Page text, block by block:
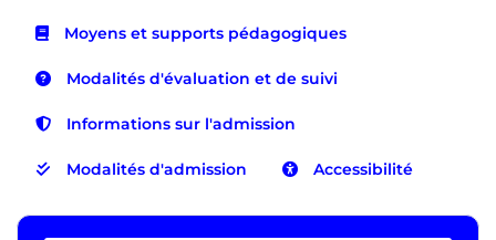
Moyens et supports pédagogiques
Modalités d'évaluation et de suivi
Informations sur l'admission
Modalités d'admission Accessibilité